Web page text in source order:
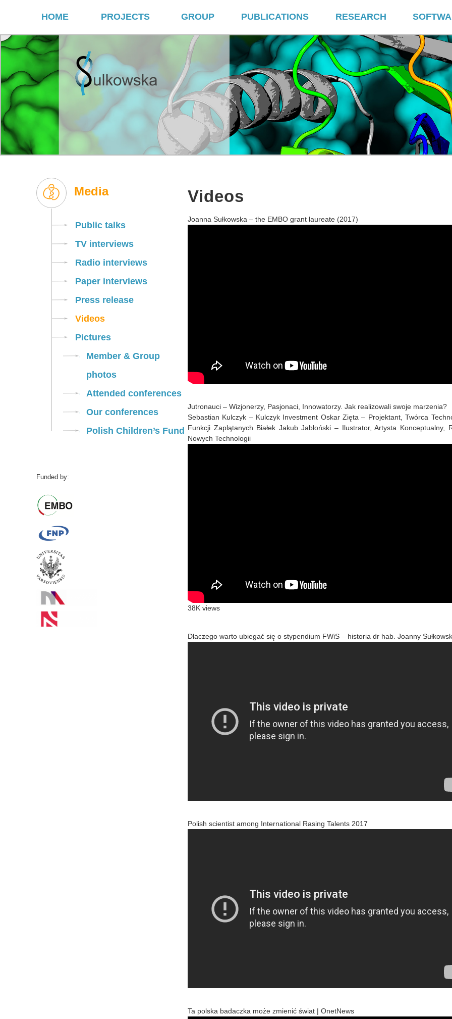
HOME PROJECTS GROUP PUBLICATIONS RESEARCH
Videos
Joanna Sułkowska – the EMBO grant laureate (2017)
Jutronauci – Wizjonerzy, Pasjonaci, Innowatorzy. Jak realizowali swoje marzenia?
Sebastian Kulczyk – Kulczyk Investment Oskar Zięta – Projektant, Twórca
Funkcji Zaplątanych Białek Jakub Jabłoński – Ilustrator, Artysta
Nowych Technologii
38K views
Dlaczego warto ubiegać się o stypendium FWiS – historia dr hab. Joanny
Polish scientist among International Rasing Talents 2017
Ta polska badaczka może zmienić świat | OnetNews
Media
Public talks
TV interviews
Radio interviews
Paper interviews
Press release
Videos
Pictures
Member & Group
photos
Attended conferences
Our conferences
Polish Children’s Fund
Funded by: